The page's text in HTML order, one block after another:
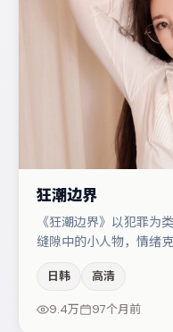
狂潮边界
《狂潮边界》以犯罪为
缝隙中的小人物，情绪
大鹏在片中承担叙事驱
剧/悬疑调剂（视场次而
日韩 高清
9.4万 97个月前